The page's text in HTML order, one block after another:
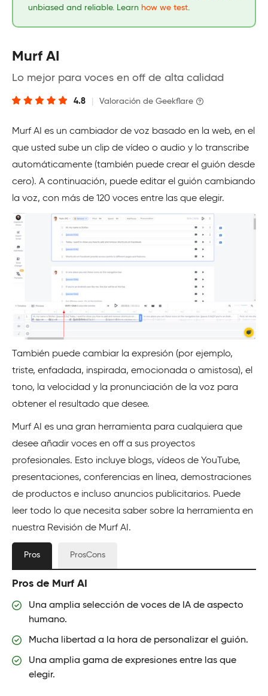
unbiased and reliable. Learn how we test.
Murf AI
Lo mejor para voces en off de alta calidad
4.8 Valoración de Geekflare
Murf AI es un cambiador de voz basado en la web, en el
que usted sube un clip de vídeo o audio y lo transcribe
automáticamente (también puede crear el guión desde
cero). A continuación, puede editar el guión cambiando
la voz, con más de 120 voces entre las que elegir.
También puede cambiar la expresión (por ejemplo,
triste, enfadada, inspirada, emocionada o amistosa), el
tono, la velocidad y la pronunciación de la voz para
obtener el resultado que desee.
Murf AI es una gran herramienta para cualquiera que
desee añadir voces en off a sus proyectos
profesionales. Esto incluye blogs, vídeos de YouTube,
presentaciones, conferencias en línea, demostraciones
de productos e incluso anuncios publicitarios. Puede
leer todo lo que necesita saber sobre la herramienta en
nuestra Revisión de Murf AI.
Pros ProsCons
Pros de Murf AI
Una amplia selección de voces de IA de aspecto
humano.
Mucha libertad a la hora de personalizar el guión.
Una amplia gama de expresiones entre las que
elegir.